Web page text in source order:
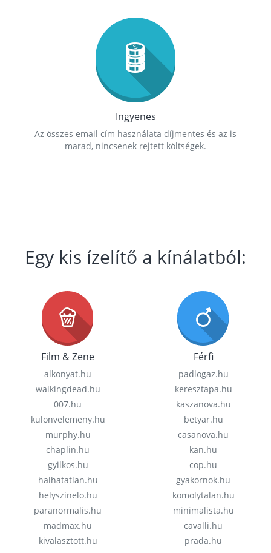
Ingyenes
Az összes email cím használata díjmentes és az is
marad, nincsenek rejtett költségek.
Egy kis ízelítő a kínálatból:
Film & Zene
alkonyat.hu
walkingdead.hu
007.hu
kulonvelemeny.hu
murphy.hu
chaplin.hu
gyilkos.hu
halhatatlan.hu
helyszinelo.hu
paranormalis.hu
madmax.hu
kivalasztott.hu
Férfi
padlogaz.hu
keresztapa.hu
kaszanova.hu
betyar.hu
casanova.hu
kan.hu
cop.hu
gyakornok.hu
komolytalan.hu
minimalista.hu
cavalli.hu
prada.hu